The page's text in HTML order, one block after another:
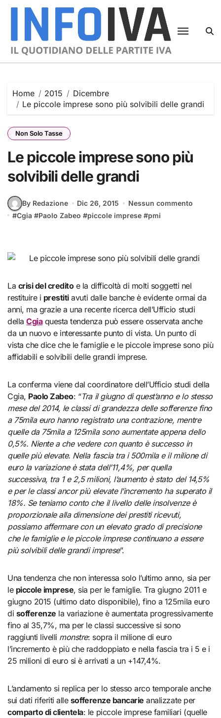
Skip
Home 2015
Dicembre
Le piccole imprese sono più solvibili delle grandi
Non Solo Tasse
Le piccole imprese sono più
solvibili delle grandi
By Redazione Dic 26, 2015
Nessun commento
#Cgia #Paolo Zabeo #piccole imprese #pmi
La crisi del creditoe la difficoltà di molti soggetti nel
restituire i prestitiavuti dalle banche è evidente ormai da
anni, ma grazie a una recente ricerca dell’Ufficio studi
dellaCgiaquesta tendenza può essere osservata anche
da un nuovo e interessante punto di vista. Un punto di
vista che dice che le famiglie e le piccole imprese sono più
affidabili e solvibili delle grandi imprese.
La conferma viene dal coordinatore dell’Ufficio studi della
Cgia, Paolo Zabeo: “Tra il giugno di quest’anno e lo stesso
mese del 2014, le classi di grandezza delle sofferenze fino
a 75mila euro hanno registrato una contrazione, mentre
quelle da 75mila a 125mila sono aumentate appena dello
0,5%. Niente a che vedere con quanto è successo in
quelle più elevate. Nella fascia tra i 500mila e il milione di
euro la variazione è stata dell’11,4%, per quella
successiva, tra 1 e 2,5 milioni, l’aumento è stato del 14,5%
e per le classi ancor più elevate l’incremento ha superato il
18%. Se teniamo conto che il livello delle insolvenze è
proporzionale alla dimensione dei prestiti ricevuti,
possiamo affermare con un elevato grado di precisione
che le famiglie e le piccole imprese continuano a essere
più solvibili delle grandi imprese”.
Una tendenza che non interessa solo l’ultimo anno, sia per
le piccole imprese, sia per le famiglie. Tra giugno 2011 e
giugno 2015 (ultimo dato disponibile), fino a 125mila euro
di sofferenze la variazione è aumentata progressivamente
fino al 35,7%, ma per le classi successive si sono
raggiunti livelli monstre: sopra il milione di euro
l’incremento è più che raddoppiato e nella fascia tra i 5 e i
25 milioni di euro si è arrivati a un +147,4%.
L’andamento si replica per lo stesso arco temporale anche
sui dati riferiti alle sofferenze bancarie analizzate per
comparto di clientela: le piccole imprese familiari (quelle